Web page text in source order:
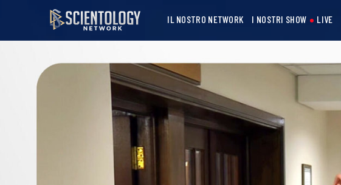
IL NOSTRO NETWORK I NOSTRI SHOW LIVE